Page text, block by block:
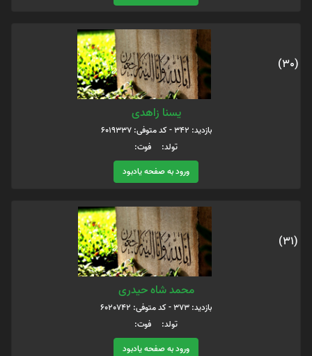
(30)
یسنا زاهدی
بازدید: 342 - کد متوفی: 6019337
تولد: فوت:
ورود به صفحه یادبود
(31)
محمد شاه حیدری
بازدید: 373 - کد متوفی: 6020742
تولد: فوت:
ورود به صفحه یادبود